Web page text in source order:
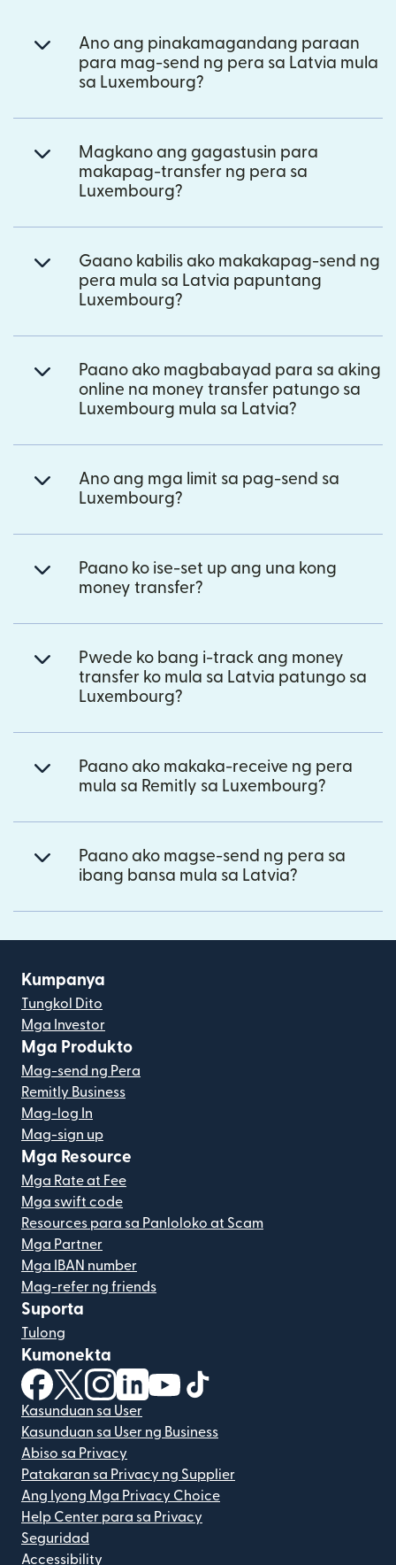
Ano ang pinakamagandang paraan
para mag-send ng pera sa Latvia mula
sa Luxembourg?
Magkano ang gagastusin para
makapag-transfer ng pera sa
Luxembourg?
Gaano kabilis ako makakapag-send ng
pera mula sa Latvia papuntang
Luxembourg?
Paano ako magbabayad para sa aking
online na money transfer patungo sa
Luxembourg mula sa Latvia?
Ano ang mga limit sa pag-send sa
Luxembourg?
Paano ko ise-set up ang una kong
money transfer?
Pwede ko bang i-track ang money
transfer ko mula sa Latvia patungo sa
Luxembourg?
Paano ako makaka-receive ng pera
mula sa Remitly sa Luxembourg?
Paano ako magse-send ng pera sa
ibang bansa mula sa Latvia?
Kumpanya
Tungkol Dito
Mga Investor
Mga Produkto
Mag-send ng Pera
Remitly Business
Mag-log In
Mag-sign up
Mga Resource
Mga Rate at Fee
Mga swift code
Resources para sa Panloloko at Scam
Mga Partner
Mga IBAN number
Mag-refer ng friends
Suporta
Tulong
Kumonekta
(bubukas sa bagong window)
(bubukas sa bagong window)
(bubukas sa bagong window)
(bubukas sa bagong window)
(bubukas sa bagong window)
Kasunduan sa User
Kasunduan sa User ng Business
Abiso sa Privacy
Patakaran sa Privacy ng Supplier
Ang Iyong Mga Privacy Choice
Help Center para sa Privacy
Seguridad
Accessibility